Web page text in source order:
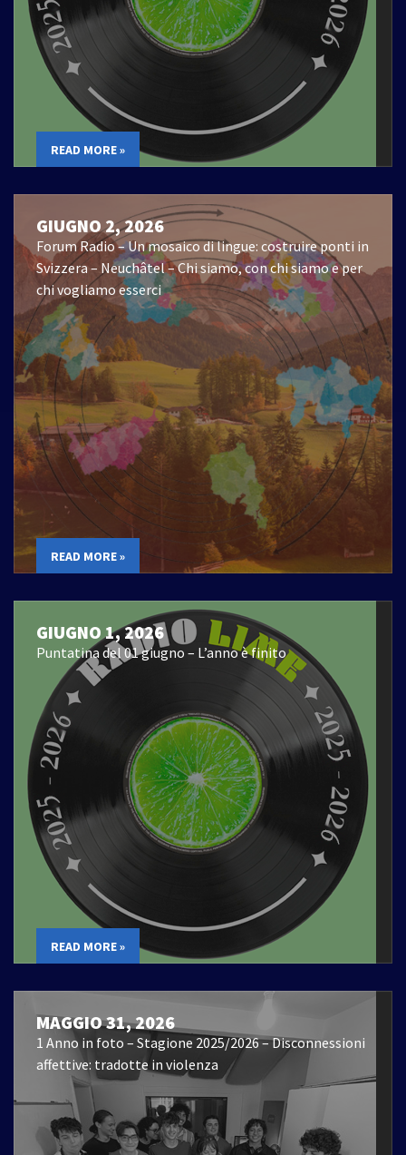
READ MORE »
GIUGNO 2, 2026
Forum Radio – Un mosaico di lingue: costruire ponti in
Svizzera – Neuchâtel – Chi siamo, con chi siamo e per
chi vogliamo esserci
READ MORE »
GIUGNO 1, 2026
Puntatina del 01 giugno – L’anno è finito
READ MORE »
MAGGIO 31, 2026
1 Anno in foto – Stagione 2025/2026 – Disconnessioni
affettive: tradotte in violenza